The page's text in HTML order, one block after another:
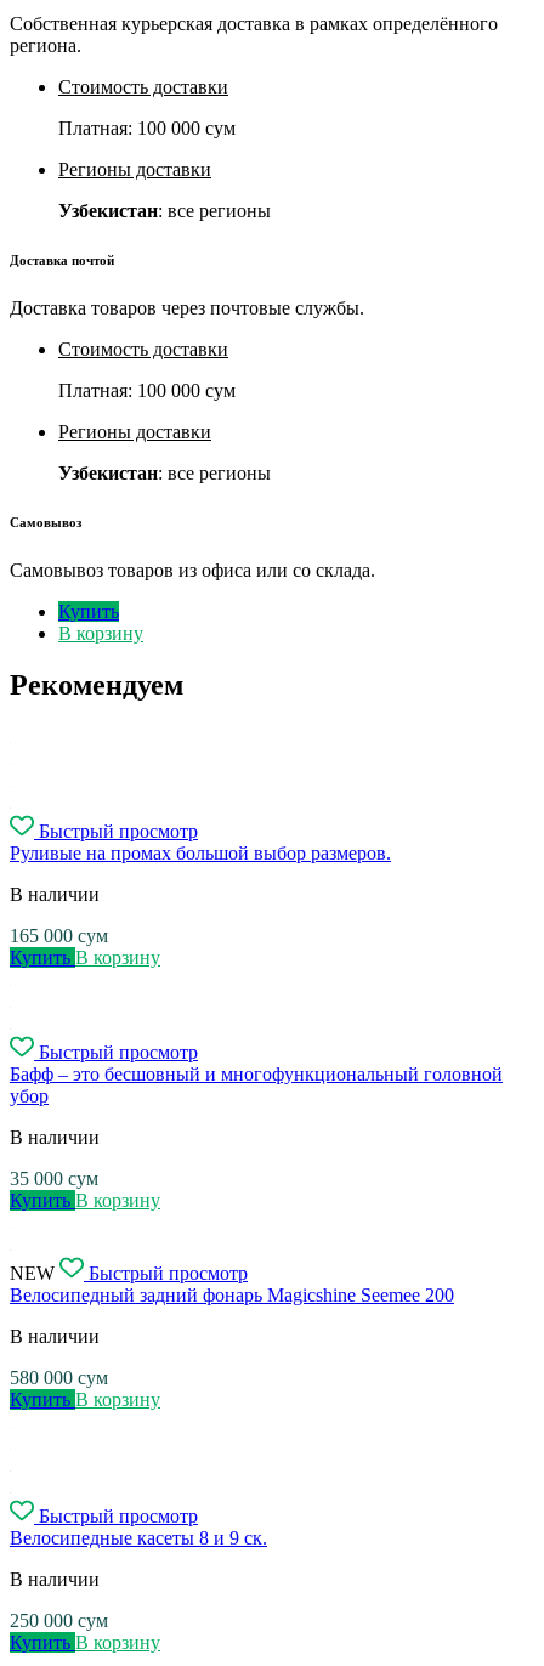
Собственная курьерская доставка в рамках определённого
региона.
Стоимость доставки
Платная: 100 000 сум
Регионы доставки
Узбекистан: все регионы
Доставка почтой
Доставка товаров через почтовые службы.
Стоимость доставки
Платная: 100 000 сум
Регионы доставки
Узбекистан: все регионы
Самовывоз
Самовывоз товаров из офиса или со склада.
Купить
В корзину
Рекомендуем
Быстрый просмотр
Руливые на промах большой выбор размеров.
В наличии
165 000 сум
Купить В корзину
Быстрый просмотр
Бафф – это бесшовный и многофункциональный головной
убор
В наличии
35 000 сум
Купить В корзину
NEW
Быстрый просмотр
Велосипедный задний фонарь Magicshine Seemee 200
В наличии
580 000 сум
Купить В корзину
Быстрый просмотр
Велосипедные касеты 8 и 9 ск.
В наличии
250 000 сум
Купить В корзину